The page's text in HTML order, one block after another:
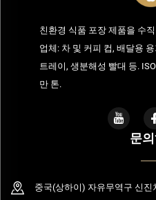
친환경 식품 포장 제품을 수
업체: 차 및 커피 컵, 배달용
트레이, 생분해성 빨대 등.
만 톤.
문
중국(상하이) 자유무역구 신